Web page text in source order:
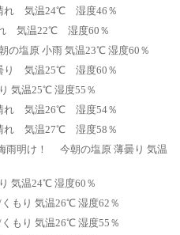
れ 気温24℃ 湿度46％
気温22℃ 湿度60％
の塩原 小雨 気温23℃ 湿度60％
り 気温25℃ 湿度60％
気温25℃ 湿度55％
れ 気温26℃ 湿度54％
れ 気温27℃ 湿度58％
雨明け！ 今朝の塩原 薄曇り 気温
気温24℃ 湿度60％
もり 気温26℃ 湿度62％
もり 気温26℃ 湿度55％